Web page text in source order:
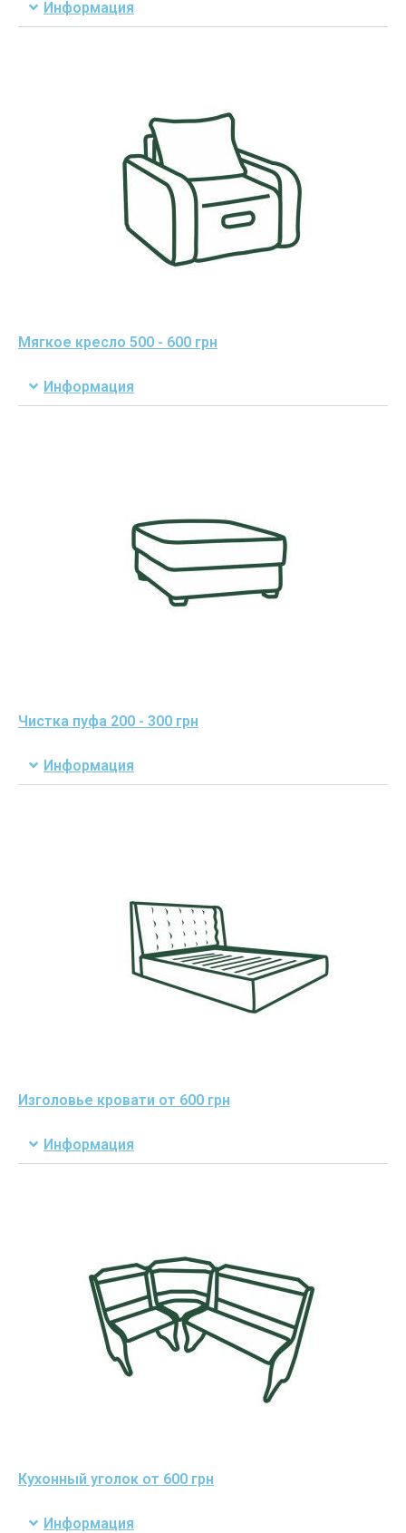
Информация
Мягкое кресло 500 - 600 грн
Информация
Чистка пуфа 200 - 300 грн
Информация
Изголовье кровати от 600 грн
Информация
Кухонный уголок от 600 грн
Информация